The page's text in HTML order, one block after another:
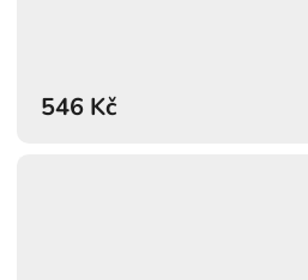
546 Kč